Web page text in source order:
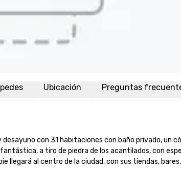
Ubicación Preguntas
con 31 habitaciones con baño privado,
a tiro de piedra de los acantilados, con
llegará al centro de la ciudad, con sus tiendas,